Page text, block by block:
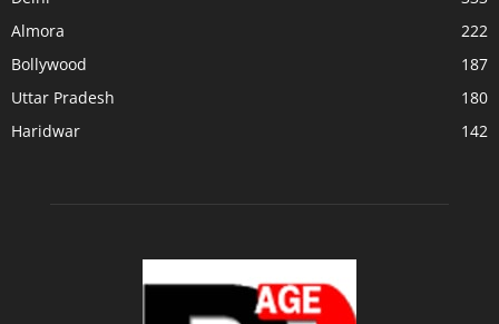
Almora
222
Bollywood
187
Uttar Pradesh
180
Haridwar
142